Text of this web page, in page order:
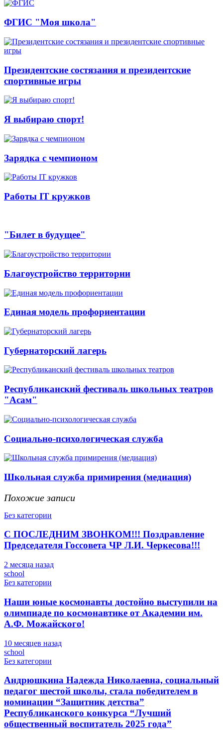
ФГИС "Моя школа"
Президентские состязания и президентские
спортивные игры
Я выбираю спорт!
Зарядка с чемпионом
Работы IT кружков
"Билет в будущее"
Благоустройство территории
Единая модель профориентации
Губернаторский лагерь
Республиканский фестиваль школьных театров
"Асам"
Социально-психологическая служба
Школьная служба примирения (медиация)
Похожие записи
Без категории
С ПОСЛЕДНИМ ЗВОНКОМ!!! Поздравление
Председателя Госсовета ЧР Л.И. Черкесова!!!
2 месяца назад
school
Без категории
Наши юные космонавты достойно выступили на
олимпиаде по космонавтике от Академии им.
А.Ф. Можайского!
10 месяцев назад
school
Без категории
Андрюшкина Надежда Николаевна, социальный
педагог шестой школы, стала победителем в
номинации “Защитник детства”
Республиканского конкурса “Лучший
общественный воспитатель 2025 года”